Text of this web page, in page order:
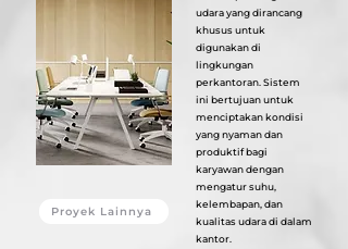
Proyek Lainnya
udara yang dirancang
khusus untuk
digunakan di
lingkungan
perkantoran. Sistem
ini bertujuan untuk
menciptakan kondisi
yang nyaman dan
produktif bagi
karyawan dengan
mengatur suhu,
kelembapan, dan
kualitas udara di dalam
kantor.